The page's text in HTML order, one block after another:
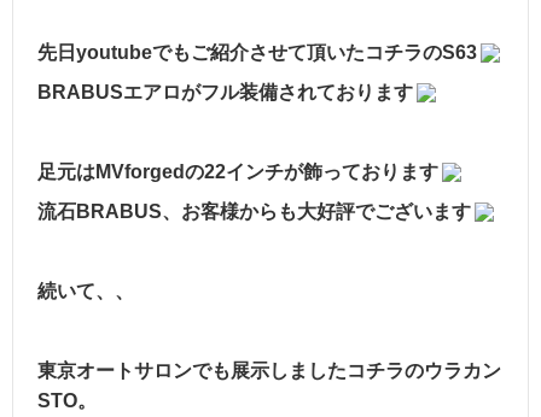
先日youtubeでもご紹介させて頂いたコチラのS63
BRABUSエアロがフル装備されております
足元はMVforgedの22インチが飾っております
流石BRABUS、お客様からも大好評でございます
続いて、、
東京オートサロンでも展示しましたコチラのウラカン
STO。